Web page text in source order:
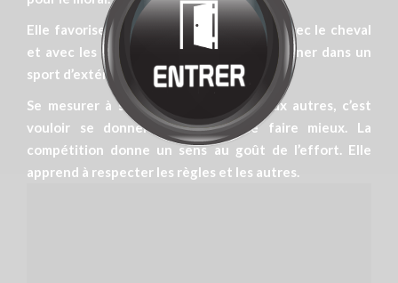
MANÈGE DE LA
TUILERIE
Cliquez pour entrer